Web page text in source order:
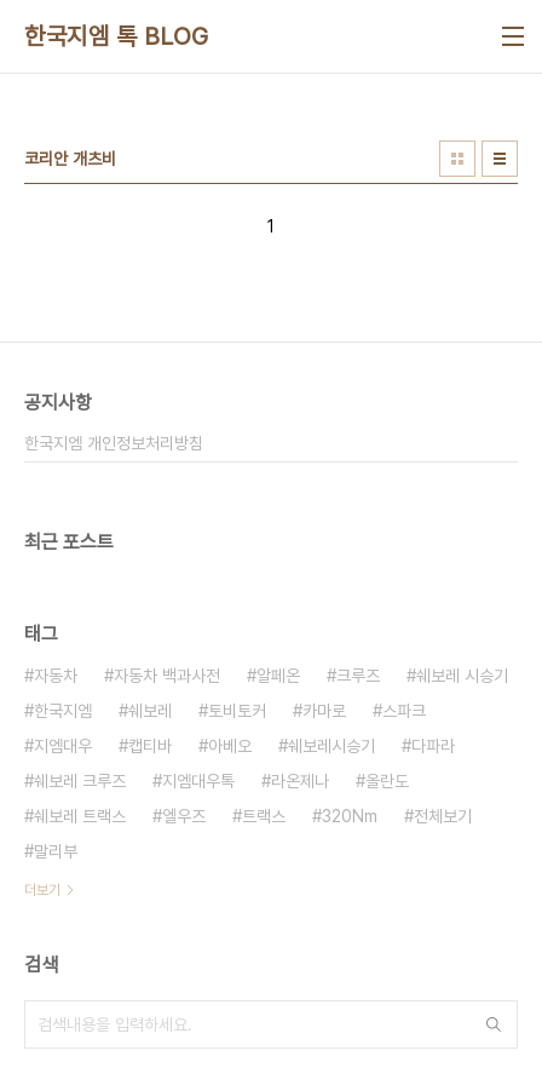
한국지엠 톡 BLOG
코리안 개츠비
1
공지사항
한국지엠 개인정보처리방침
최근 포스트
태그
자동차 자동차 백과사전 알페온 크루즈
쉐보레 시승기
한국지엠
쉐보레 토비토커 카마로
스파크
지엠대우
캡티바 아베오 쉐보레시승기
다파라
쉐보레 크루즈
지엠대우톡 라온제나
올란도
쉐보레 트랙스
엘우즈 트랙스 320Nm
전체보기
말리부
더보기
검색